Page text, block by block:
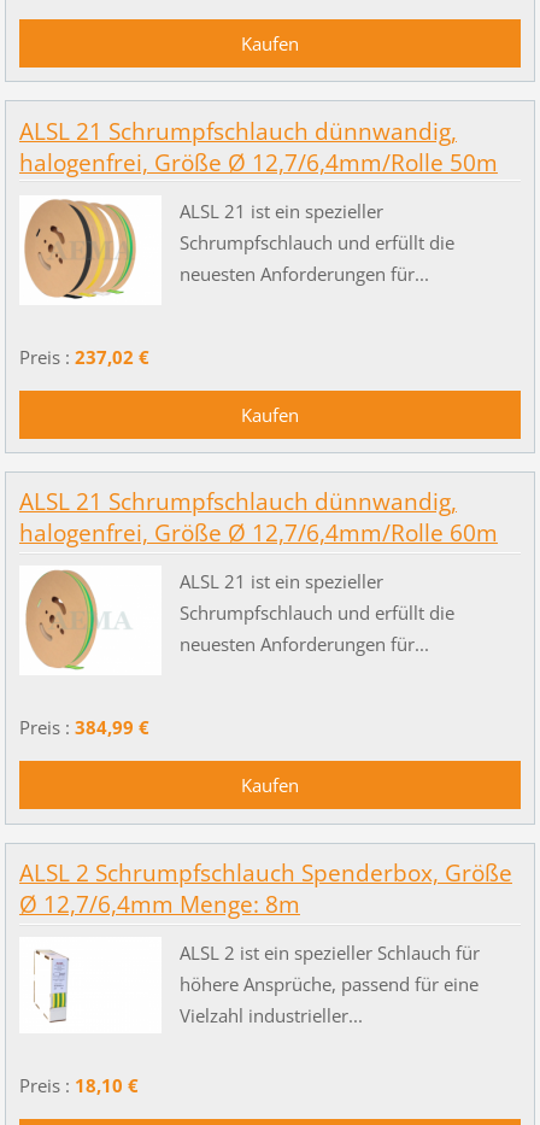
ALSL 21 Schrumpfschlauch dünnwandig,
halogenfrei, Größe Ø 12,7/6,4mm/Rolle 50m
ALSL 21 ist ein spezieller
Schrumpfschlauch und erfüllt die
neuesten Anforderungen für...
Preis : 237,02 €
ALSL 21 Schrumpfschlauch dünnwandig,
halogenfrei, Größe Ø 12,7/6,4mm/Rolle 60m
ALSL 21 ist ein spezieller
Schrumpfschlauch und erfüllt die
neuesten Anforderungen für...
Preis : 384,99 €
ALSL 2 Schrumpfschlauch Spenderbox, Größe
Ø 12,7/6,4mm Menge: 8m
ALSL 2 ist ein spezieller Schlauch für
höhere Ansprüche, passend für eine
Vielzahl industrieller...
Preis : 18,10 €